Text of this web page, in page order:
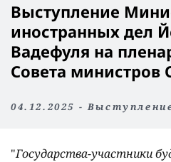
Выступление
иностранных дел
Вадефуля на
Совета министров
04.12.2025 -
"Государства-участники